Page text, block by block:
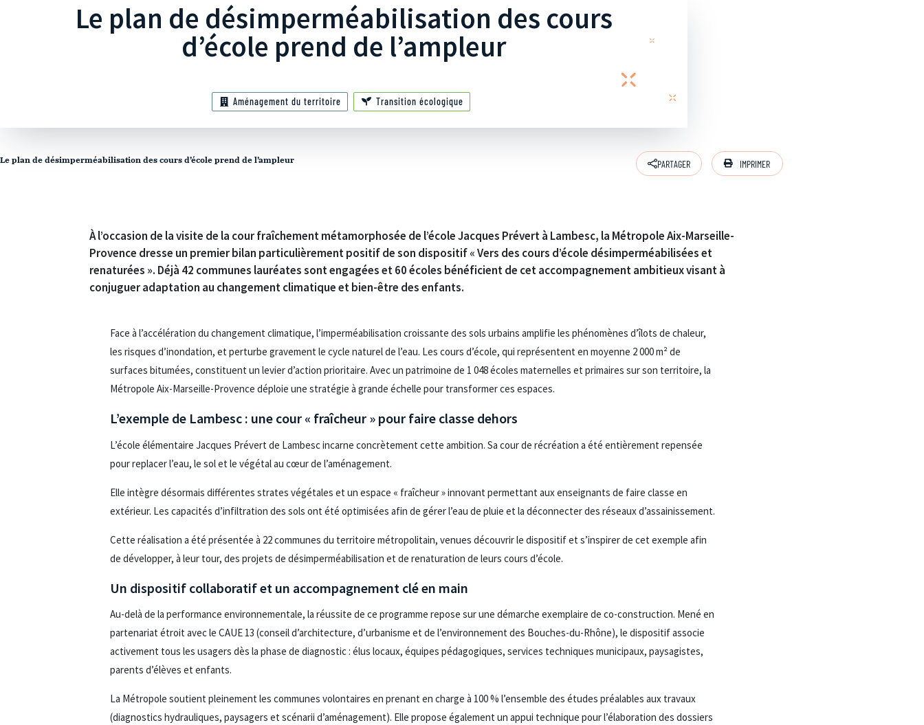
Le plan de désimperméabilisation des cours
d’école prend de l’ampleur
Aménagement du territoire Transition écologique
Le plan de désimperméabilisation des cours d’école prend de l’ampleur PARTAGER IMPRIMER
À l’occasion de la visite de la cour fraîchement métamorphosée de l’école Jacques Prévert à Lambesc, la Métropole Aix-Marseille-
Provence dresse un premier bilan particulièrement positif de son dispositif « Vers des cours d’école désimperméabilisées et
renaturées ». Déjà 42 communes lauréates sont engagées et 60 écoles bénéficient de cet accompagnement ambitieux visant à
conjuguer adaptation au changement climatique et bien-être des enfants.
Face à l’accélération du changement climatique, l’imperméabilisation croissante des sols urbains amplifie les phénomènes d’îlots de chaleur,
les risques d’inondation, et perturbe gravement le cycle naturel de l’eau. Les cours d’école, qui représentent en moyenne 2 000 m² de
surfaces bitumées, constituent un levier d’action prioritaire. Avec un patrimoine de 1 048 écoles maternelles et primaires sur son territoire, la
Métropole Aix-Marseille-Provence déploie une stratégie à grande échelle pour transformer ces espaces.
L’exemple de Lambesc : une cour « fraîcheur » pour faire classe dehors
L’école élémentaire Jacques Prévert de Lambesc incarne concrètement cette ambition. Sa cour de récréation a été entièrement repensée
pour replacer l’eau, le sol et le végétal au cœur de l’aménagement.
Elle intègre désormais différentes strates végétales et un espace « fraîcheur » innovant permettant aux enseignants de faire classe en
extérieur. Les capacités d’infiltration des sols ont été optimisées afin de gérer l’eau de pluie et la déconnecter des réseaux d’assainissement.
Cette réalisation a été présentée à 22 communes du territoire métropolitain, venues découvrir le dispositif et s’inspirer de cet exemple afin
de développer, à leur tour, des projets de désimperméabilisation et de renaturation de leurs cours d’école.
Un dispositif collaboratif et un accompagnement clé en main
Au-delà de la performance environnementale, la réussite de ce programme repose sur une démarche exemplaire de co-construction. Mené en
partenariat étroit avec le CAUE 13 (conseil d’architecture, d’urbanisme et de l’environnement des Bouches-du-Rhône), le dispositif associe
activement tous les usagers dès la phase de diagnostic : élus locaux, équipes pédagogiques, services techniques municipaux, paysagistes,
parents d’élèves et enfants.
La Métropole soutient pleinement les communes volontaires en prenant en charge à 100 % l’ensemble des études préalables aux travaux
(diagnostics hydrauliques, paysagers et scénarii d’aménagement). Elle propose également un appui technique pour l’élaboration des dossiers